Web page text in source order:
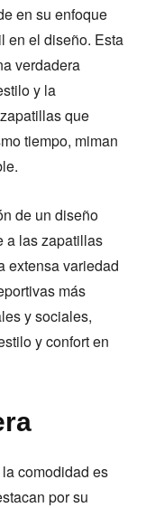
en su enfoque
en el diseño. Esta
verdadera
y la
que
tiempo, miman
de un diseño
a las zapatillas
extensa variedad
más
y sociales,
y confort en
comodidad es
por su